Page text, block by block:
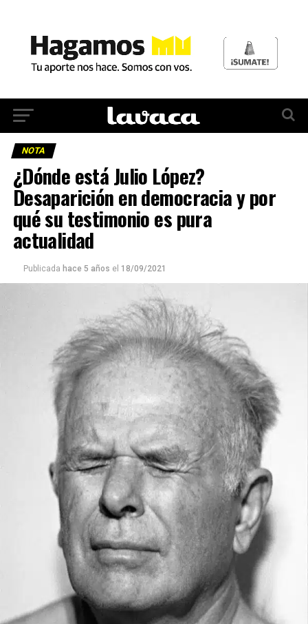
NOTA
¿Dónde está Julio López?
Desaparición en democracia y por
qué su testimonio es pura
actualidad
Publicada hace 5 años el 18/09/2021